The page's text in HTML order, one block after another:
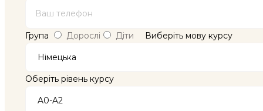
Група Дорослі Діти Виберіть мову курсу
Оберіть рівень курсу